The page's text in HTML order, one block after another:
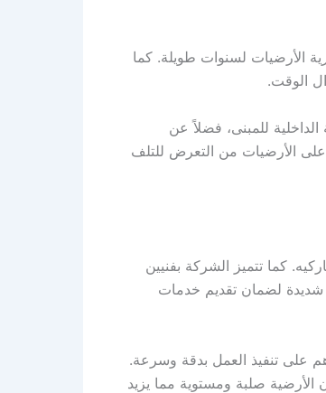
الأرضيات لسنوات طويلة. كما
الوقت.
للمبنى، فضلاً عن
على الأرضيات من التعرض للتلف
كما تتميز الشركة بفنيين
شديدة لضمان تقديم خدمات
على تنفيذ العمل بدقة وسرعة.
الأرضية صلبة ومستوية مما يزيد